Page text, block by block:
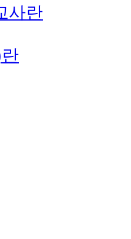
사란
내 탈퇴하는 자의 경우, 소
3년간 보관합니다.
다.
내 탈퇴하는 자의 경우, 소
3년간 보관합니다.
다.
내 탈퇴하는 자의 경우, 소
3년간 보관합니다.
다.